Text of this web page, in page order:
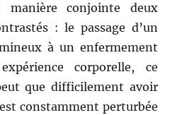
manière conjointe deux
: le passage d’un
à un enfermement
corporelle, ce
que difficilement avoir
constamment perturbée